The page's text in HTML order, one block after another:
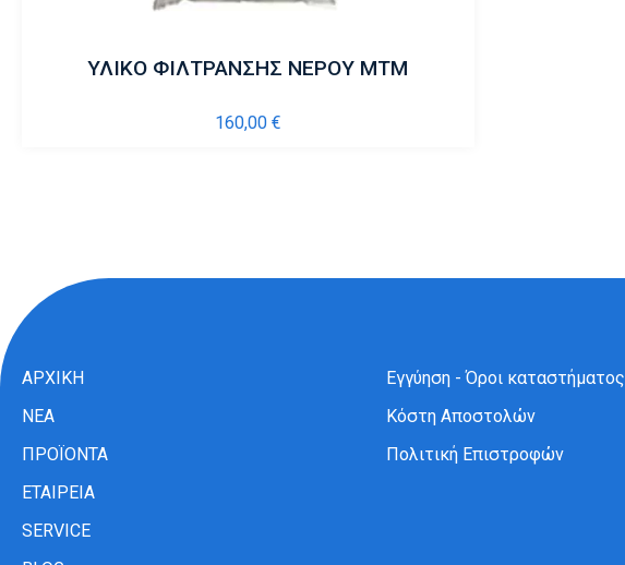
ΥΛΙΚΟ ΦΙΛΤΡΑΝΣΗΣ ΝΕΡΟΥ ΜΤΜ
160,00 €
ΑΡΧΙΚΗ
ΝΕΑ
ΠΡΟΪΟΝΤΑ
ΕΤΑΙΡΕΙΑ
SERVICE
Εγγύηση - Όροι καταστήματος
Κόστη Αποστολών
Πολιτική Επιστροφών